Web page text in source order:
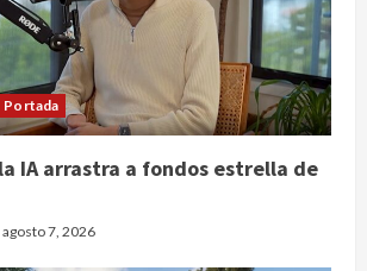
Portada
IA arrastra a fondos estrella de
agosto 7, 2026